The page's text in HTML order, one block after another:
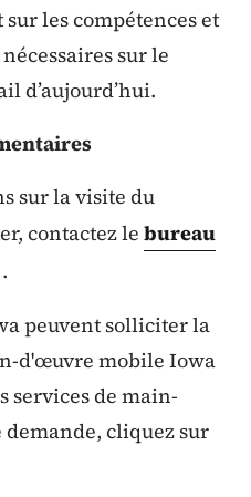
sur les compétences et
sur le
d’aujourd’hui.
sur la visite du
contactez le bureau
peuvent solliciter la
d'œuvre mobile Iowa
services de main-
cliquez sur